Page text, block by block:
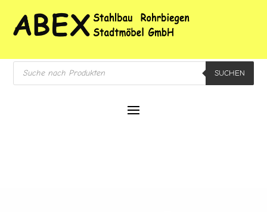
Products
search
SUCHEN